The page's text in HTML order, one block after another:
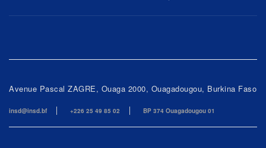
Avenue Pascal ZAGRE, Ouaga 2000, Ouagadougou, Burkina Faso
insd@insd.bf +226 25 49 85 02 BP 374 Ouagadougou 01